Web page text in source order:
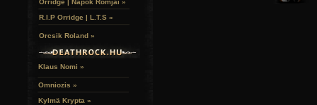
R.I.P Orridge | L.T.S »
Orcsik Roland »
Klaus Nomi »
Omniozis »
Kylmä Krypta »